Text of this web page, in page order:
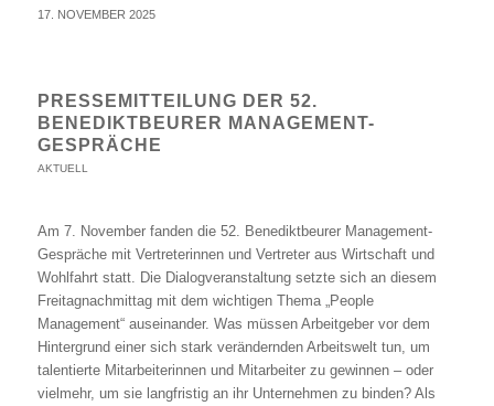
17. NOVEMBER 2025
PRESSEMITTEILUNG DER 52.
BENEDIKTBEURER MANAGEMENT-
GESPRÄCHE
AKTUELL
Am 7. November fanden die 52. Benediktbeurer Management-
Gespräche mit Vertreterinnen und Vertreter aus Wirtschaft und
Wohlfahrt statt. Die Dialogveranstaltung setzte sich an diesem
Freitagnachmittag mit dem wichtigen Thema „People
Management“ auseinander. Was müssen Arbeitgeber vor dem
Hintergrund einer sich stark verändernden Arbeitswelt tun, um
talentierte Mitarbeiterinnen und Mitarbeiter zu gewinnen – oder
vielmehr, um sie langfristig an ihr Unternehmen zu binden? Als